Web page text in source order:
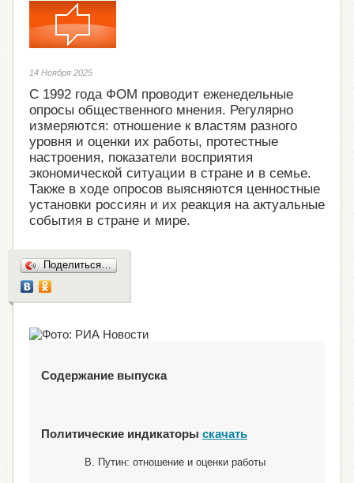
14 Ноября 2025
С 1992 года ФОМ проводит еженедельные
опросы общественного мнения. Регулярно
измеряются: отношение к властям разного
уровня и оценки их работы, протестные
настроения, показатели восприятия
экономической ситуации в стране и в семье.
Также в ходе опросов выясняются ценностные
установки россиян и их реакция на актуальные
события в стране и мире.
Содержание выпуска
Политические индикаторы скачать
В. Путин: отношение и оценки работы
Поделиться…